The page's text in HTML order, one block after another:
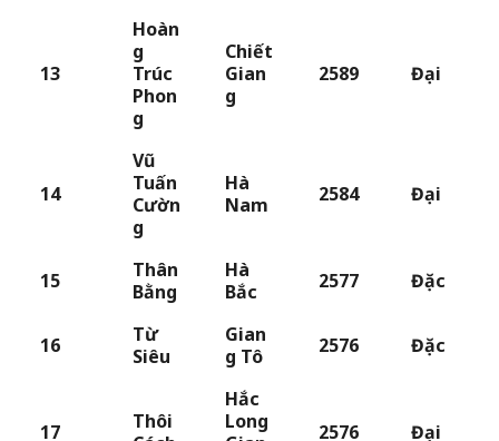
13
Hoàn
g
Trúc
Phon
g
Chiết
Gian
g
2589 Đại
14
Vũ
Tuấn
Cườn
g
Hà
Nam
2584 Đại
15
Thân
Bằng
Hà
Bắc
2577 Đặc
16
Từ
Siêu
Gian
g Tô
2576 Đặc
17
Thôi
Hắc
Long
2576 Đại